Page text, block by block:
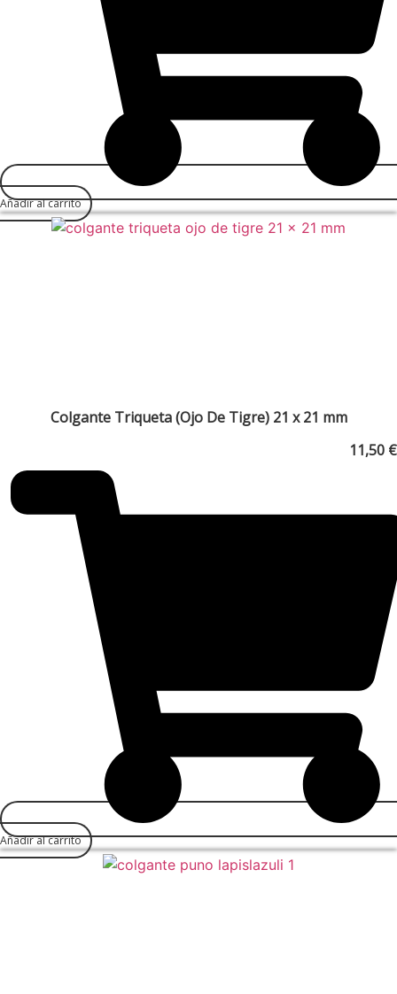
Añadir al carrito
Colgante Triqueta (Ojo De Tigre) 21 x 21 mm
11,50 €
Añadir al carrito